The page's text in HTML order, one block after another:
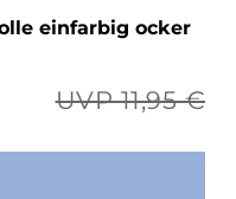
einfarbig ocker
UVP 11,95 €